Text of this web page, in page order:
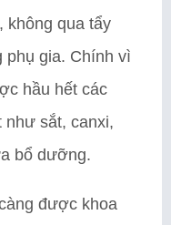
không qua tẩy
phụ gia. Chính vì
hầu hết các
như sắt, canxi,
bổ dưỡng.
được khoa